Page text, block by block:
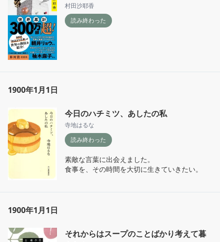
村田沙耶香
読み終わった
1900年1月1日
今日のハチミツ、あしたの私
寺地はるな
読み終わった
素敵な言葉に出会えました。
食事を、その時間を大切に生きていきたい。
1900年1月1日
それからはスープのことばかり考えて暮